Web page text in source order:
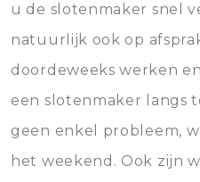
u de slotenmaker snel
natuurlijk ook op
doordeweeks werken
een slotenmaker langs
geen enkel probleem,
het weekend. Ook zijn